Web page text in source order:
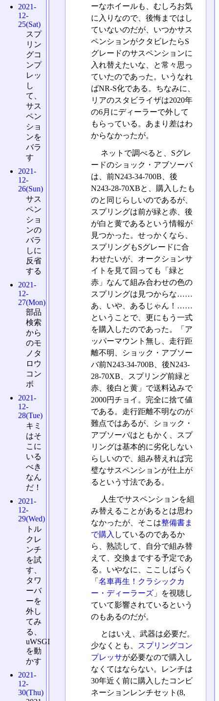
ーなホイールも、むしろお気
に入りなので、後悔まではし
ていないのだが、いつかサス
ペンションがクタビレたらS
グレードのサスペンションに
入れ替えたいな、と常々思っ
ていたのであった。いうなれ
ばNR-S化である。ちなみに、
リアのスタビライザは2020年
の6月にディーラーで外して
もらっている。あまり差はわ
からなかったが。
ネットで調べると、Sグレ
ードのショック・アブソーバ
は、前N243-34-700B、後
N243-28-70XBと、購入したも
のと同じらしいのであるが、
スプリングは前が緑と赤、後
が白と黄であるという情報が
見つかった。せっかくなら、
スプリングもSグレードに合
わせたいが、オークションサ
イトを見て回っても「緑と
赤」なんて組み合わせの色の
スプリングは見つからな……
あ、いや、あるじゃん！……
ということで、更にもう一式
を購入したのであった。「ア
ッパーマウント無し、走行距
離不明、ショック・アブソー
バ前N243-34-700B、後N243-
28-70XB、スプリング前緑と
赤、後白と黄」で送料込みで
2000円チョイ。完全に捨て値
である。走行距離不明なのが
難点ではあるが、ショック・
アブソーバはともかく、スプ
リングは基本的に劣化しない
らしいので、組み替えれば完
璧なサスペンションが仕上が
るという寸法である。
人生でサスペンションを組
み替えることがあるとは思わ
なかったが、そこは整備書ま
で購入 しているのであるか
ら、熟読して、自分で組み替
えて、交換までする予定であ
る。いやなに、ここしばらく
「 名車再生！クラシックカ
ー・ディーラーズ」を視聴し
ていて影響されているという
のもあるのだが。
とはいえ、武器は必要だ。
少なくとも、
スプリングコン
プレッサが必要なので購入し
なくてはならない。レンチは
30年近く前に購入したコンビ
ネーションレンチセット(8,
2021-
12-
25(Sat)
スプ
リン
グコ
ンプ
レッ
し
て、
サス
ペン
ショ
ンを
バラ
す
2021-
12-
26(Sun)
サス
ペン
ショ
ンの
バラ
しに
反省
する
2021-
12-
27(Mon)
部品
検索
から
のモ
ノタ
ロウ
コン
ボ
2021-
12-
28(Tue)
キミ
はそ
こに
いる
べき
なん
だ！
2021-
12-
29(Wed)
トル
クレ
ンチ
を試
す、
タワ
ーバ
ーを
外し
てみ
る、
uWSGI
を動
かす
2021-
12-
30(Thu)